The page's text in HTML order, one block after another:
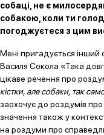
собаці, не є
собакою, коли ти
погоджуєтеся з цим
Мені пригадується інший
Василя Сокола «Така
цікаве речення про
кістки, але собаки, так
заохочує до роздумів про
значення також у
на роздуми про